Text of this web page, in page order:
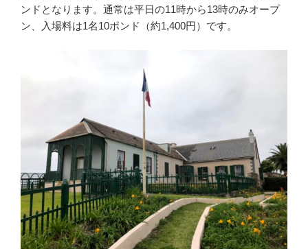
ンドとなります。通常は平日の11時から13時のみオープ
ン、入場料は1名10ポンド（約1,400円）です。